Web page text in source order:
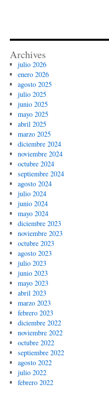
Archives
julio 2026
enero 2026
agosto 2025
julio 2025
junio 2025
mayo 2025
abril 2025
marzo 2025
diciembre 2024
noviembre 2024
octubre 2024
septiembre 2024
agosto 2024
julio 2024
junio 2024
mayo 2024
diciembre 2023
noviembre 2023
octubre 2023
agosto 2023
julio 2023
junio 2023
mayo 2023
abril 2023
marzo 2023
febrero 2023
diciembre 2022
noviembre 2022
octubre 2022
septiembre 2022
agosto 2022
julio 2022
febrero 2022